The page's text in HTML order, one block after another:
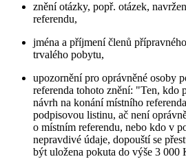
znění otázky, popř. otázek,
referendu,
jména a příjmení členů
trvalého pobytu,
upozornění pro oprávněné osoby
referenda tohoto znění: "Ten, kdo
návrh na konání místního
podpisovou listinu, ač není
o místním referendu, nebo kdo v
nepravdivé údaje, dopouští se
být uložena pokuta do výše 3 000